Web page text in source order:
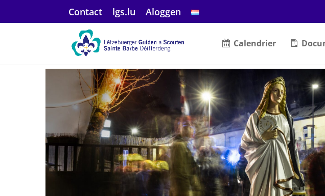
Contact lgs.lu Aloggen
Calendrier